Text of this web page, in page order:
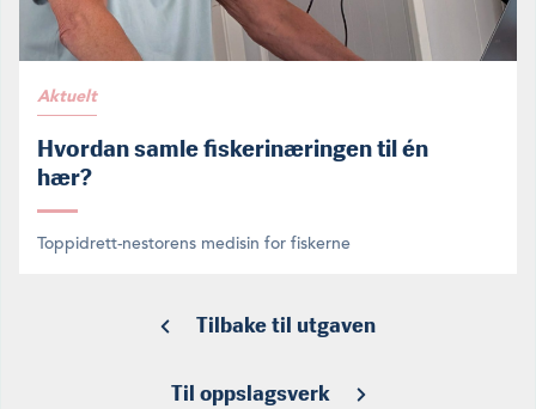
Aktuelt
Hvordan samle fiskerinæringen til én
hær?
Toppidrett-nestorens medisin for fiskerne
Tilbake til utgaven
Til oppslagsverk